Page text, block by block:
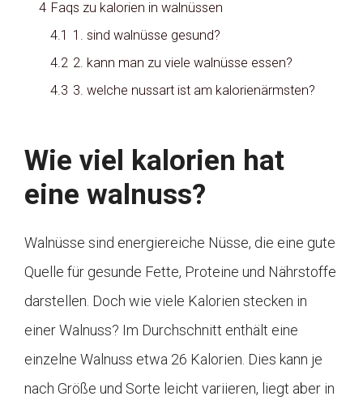
4 Faqs zu kalorien in walnüssen
4.1 1. sind walnüsse gesund?
4.2 2. kann man zu viele walnüsse essen?
4.3 3. welche nussart ist am kalorienärmsten?
Wie viel kalorien hat
eine walnuss?
Walnüsse sind energiereiche Nüsse, die eine gute
Quelle für gesunde Fette, Proteine und Nährstoffe
darstellen. Doch wie viele Kalorien stecken in
einer Walnuss? Im Durchschnitt enthält eine
einzelne Walnuss etwa 26 Kalorien. Dies kann je
nach Größe und Sorte leicht variieren, liegt aber in